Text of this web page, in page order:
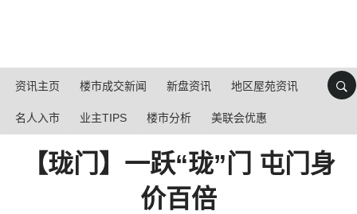
资讯主页 楼市成交新闻 新盘资讯 地区屋苑资讯
名人入市 业主TIPS 楼市分析 美联会优惠
【珑门】一跃“珑”门 屯门身
价百倍